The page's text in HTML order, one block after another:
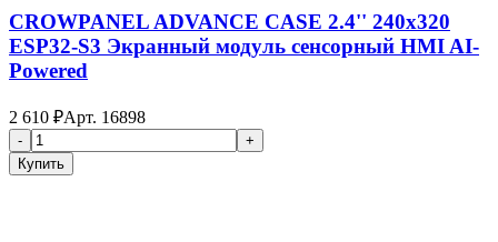
CROWPANEL ADVANCE CASE 2.4'' 240x320
ESP32-S3 Экранный модуль сенсорный HMI AI-
Powered
2 610 ₽Арт. 16898
-
+
Купить